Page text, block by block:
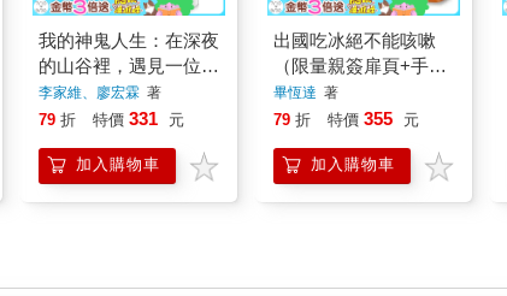
我的神鬼人生：在深夜
的山谷裡，遇見一位博
物學家
李家維、廖宏霖著
79 折 特價 331 元
加入購物車
出國吃冰絕不能咳嗽
（限量親簽扉頁+手跡
珍藏蓋印）：小畢老師
的溫柔與反骨
畢恆達 著
79 折 特價 355 元
加入購物車